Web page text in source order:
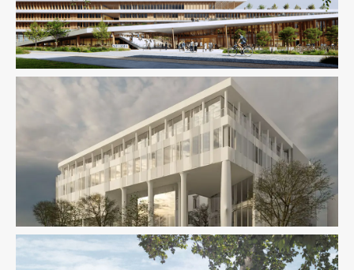
Enseignement Fluides Sûreté Sécurité VRD
Enseignement Structure